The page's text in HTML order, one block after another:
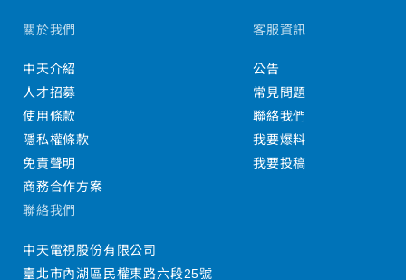
關於我們
中天介紹
人才招募
使用條款
隱私權條款
免責聲明
商務合作方案
客服資訊
公告
常見問題
聯絡我們
我要爆料
我要投稿
聯絡我們
中天電視股份有限公司
臺北市內湖區民權東路六段25號